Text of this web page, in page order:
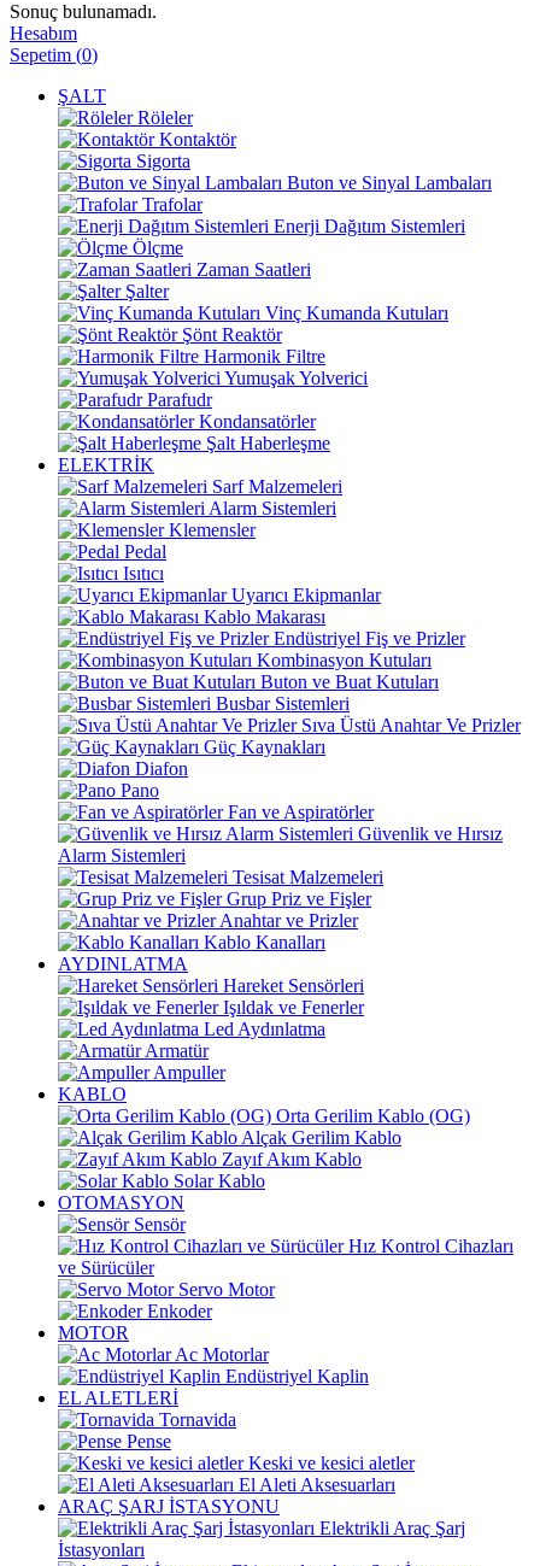
Sonuç bulunamadı.
Hesabım
Sepetim (0)
ŞALT
Röleler
Kontaktör
Sigorta
Buton ve Sinyal Lambaları
Trafolar
Enerji Dağıtım Sistemleri
Ölçme
Zaman Saatleri
Şalter
Vinç Kumanda Kutuları
Şönt Reaktör
Harmonik Filtre
Yumuşak Yolverici
Parafudr
Kondansatörler
Şalt Haberleşme
ELEKTRİK
Sarf Malzemeleri
Alarm Sistemleri
Klemensler
Pedal
Isıtıcı
Uyarıcı Ekipmanlar
Kablo Makarası
Endüstriyel Fiş ve Prizler
Kombinasyon Kutuları
Buton ve Buat Kutuları
Busbar Sistemleri
Sıva Üstü Anahtar Ve Prizler
Güç Kaynakları
Diafon
Pano
Fan ve Aspiratörler
Güvenlik ve Hırsız
Alarm Sistemleri
Tesisat Malzemeleri
Grup Priz ve Fişler
Anahtar ve Prizler
Kablo Kanalları
AYDINLATMA
Hareket Sensörleri
Işıldak ve Fenerler
Led Aydınlatma
Armatür
Ampuller
KABLO
Orta Gerilim Kablo (OG)
Alçak Gerilim Kablo
Zayıf Akım Kablo
Solar Kablo
OTOMASYON
Sensör
Hız Kontrol Cihazları
ve Sürücüler
Servo Motor
Enkoder
MOTOR
Ac Motorlar
Endüstriyel Kaplin
EL ALETLERİ
Tornavida
Pense
Keski ve kesici aletler
El Aleti Aksesuarları
ARAÇ ŞARJ İSTASYONU
Elektrikli Araç Şarj
İstasyonları